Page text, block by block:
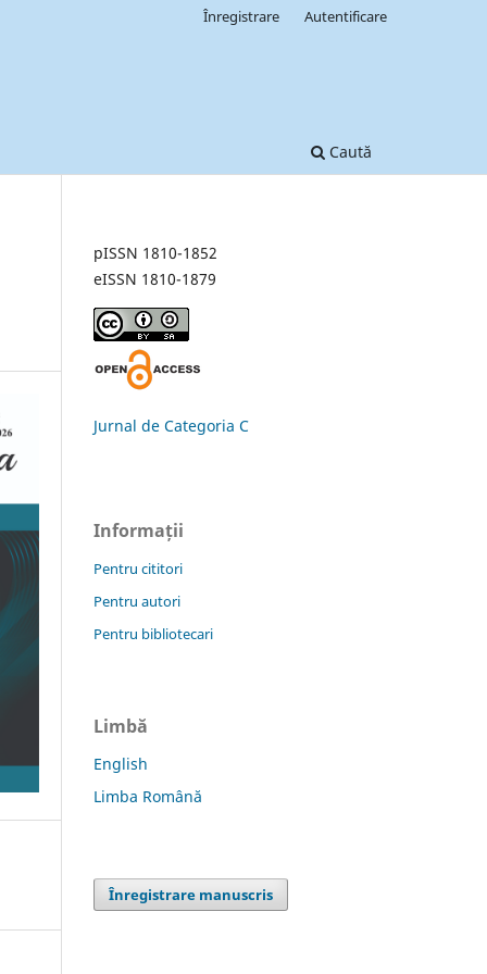
Caută
Înregistrare Autentificare
pISSN 1810-1852
eISSN 1810-1879
Jurnal de Categoria C
Informații
Pentru cititori
Pentru autori
Pentru bibliotecari
Limbă
English
Limba Română
Înregistrare manuscris